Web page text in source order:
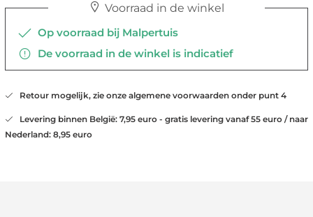
Voorraad in de winkel
Op voorraad bij Malpertuis
De voorraad in de winkel is indicatief
Retour mogelijk, zie onze algemene voorwaarden onder punt 4
Levering binnen België: 7,95 euro - gratis levering vanaf 55 euro / naar
Nederland: 8,95 euro